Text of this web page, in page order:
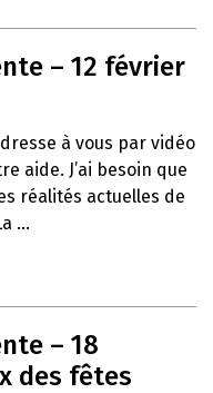
– 12 février
à vous par vidéo
aide. J’ai besoin que
réalités actuelles de
...
– 18
des fêtes